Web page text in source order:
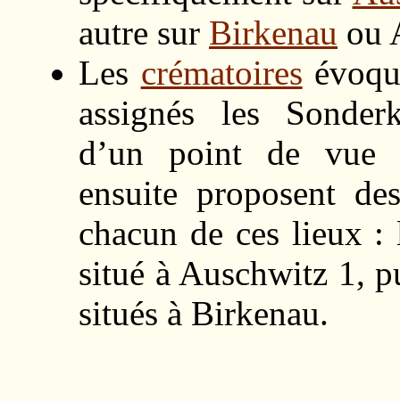
autre sur Birkenau ou
Les crématoires
assignés les
d’un point de vue
ensuite proposent
chacun de ces lieux
situé à Auschwitz 1,
situés à Birkenau.